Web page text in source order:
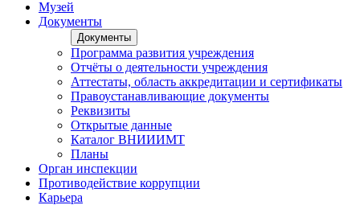
Музей
Документы
Документы
Программа развития учреждения
Отчёты о деятельности учреждения
Аттестаты, область аккредитации и сертификаты
Правоустанавливающие документы
Реквизиты
Открытые данные
Каталог ВНИИИМТ
Планы
Орган инспекции
Противодействие коррупции
Карьера